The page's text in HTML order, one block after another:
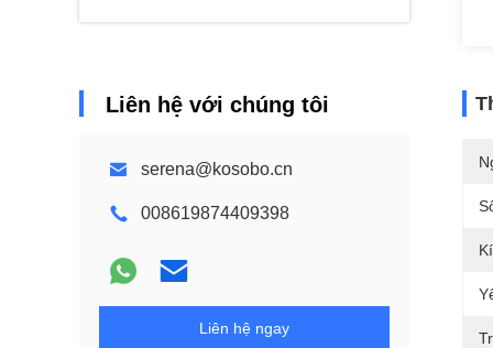
Liên hệ với chúng tôi
serena@kosobo.cn
008619874409398
Liên hệ ngay